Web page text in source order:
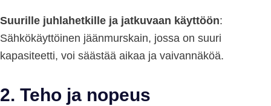
Suurille juhlahetkille ja jatkuvaan käyttöön:
Sähkökäyttöinen jäänmurskain, jossa on suuri
kapasiteetti, voi säästää aikaa ja vaivannäköä.
2. Teho ja nopeus